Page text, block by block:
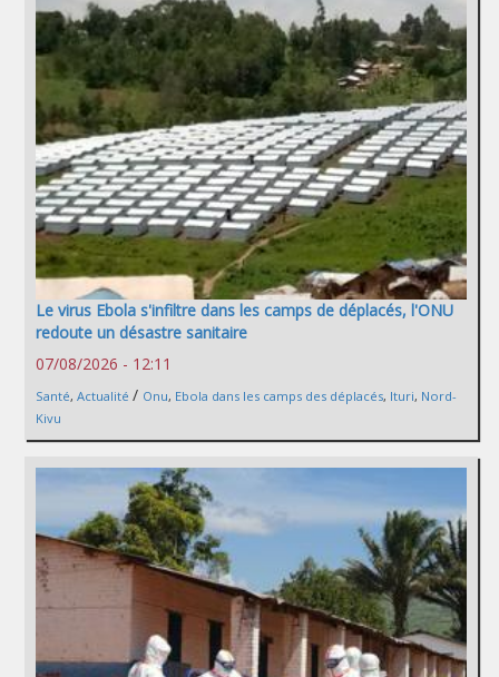
Le virus Ebola s'infiltre dans les camps de déplacés, l'ONU
redoute un désastre sanitaire
07/08/2026 - 12:11
Santé, Actualité / Onu, Ebola dans les camps des déplacés, Ituri, Nord-
Kivu